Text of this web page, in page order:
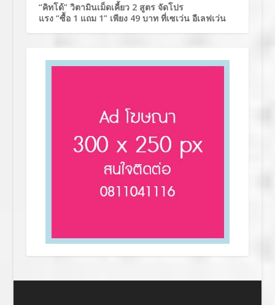
“คิทโด้” วิตามินเม็ดเคี้ยว 2 สูตร จัดโปร
แรง “ซื้อ 1 แถม 1” เพียง 49 บาท ที่เซเว่น อีเลฟเว่น